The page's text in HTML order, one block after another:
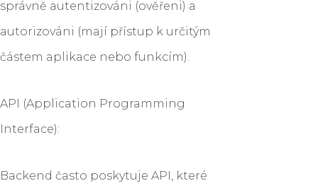
správně autentizováni (ověřeni) a
autorizováni (mají přístup k určitým
částem aplikace nebo funkcím).
API (Application Programming
Interface):
Backend často poskytuje API, které